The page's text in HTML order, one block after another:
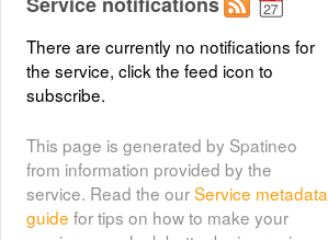
visualización comprendida entre
1:200.000 y 1:5.000. Integrado en
la Infraestructura de Datos
Espaciales de Andalucía, siguiendo
Cartográfico de Andalucía.
Usos del suelo del territorio
andaluz en 1995 representados
There are currently no notifications for
the service, click the feed icon to
subscribe.
This page is generated by Spatineo
from information provided by the
service. Read the ourService metadata
guide for tips on how to make your